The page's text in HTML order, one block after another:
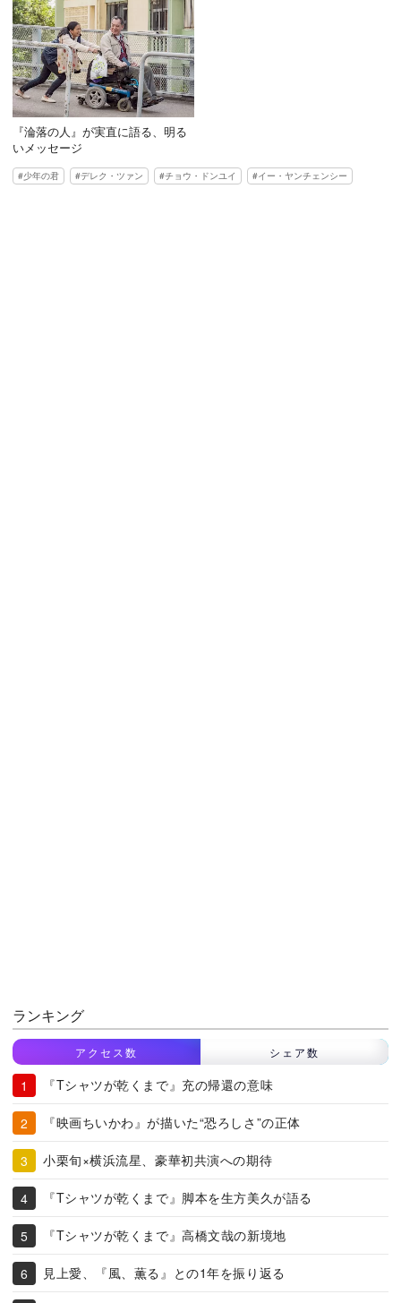
『淪落の人』が実直に語る、明る
いメッセージ
少年の君 デレク・ツァン チョウ・ドンユイ イー・ヤンチェンシー
ランキング
アクセス数 シェア数
『Tシャツが乾くまで』充の帰還の意味
『映画ちいかわ』が描いた“恐ろしさ”の正体
小栗旬×横浜流星、豪華初共演への期待
『Tシャツが乾くまで』脚本を生方美久が語る
『Tシャツが乾くまで』高橋文哉の新境地
見上愛、『風、薫る』との1年を振り返る